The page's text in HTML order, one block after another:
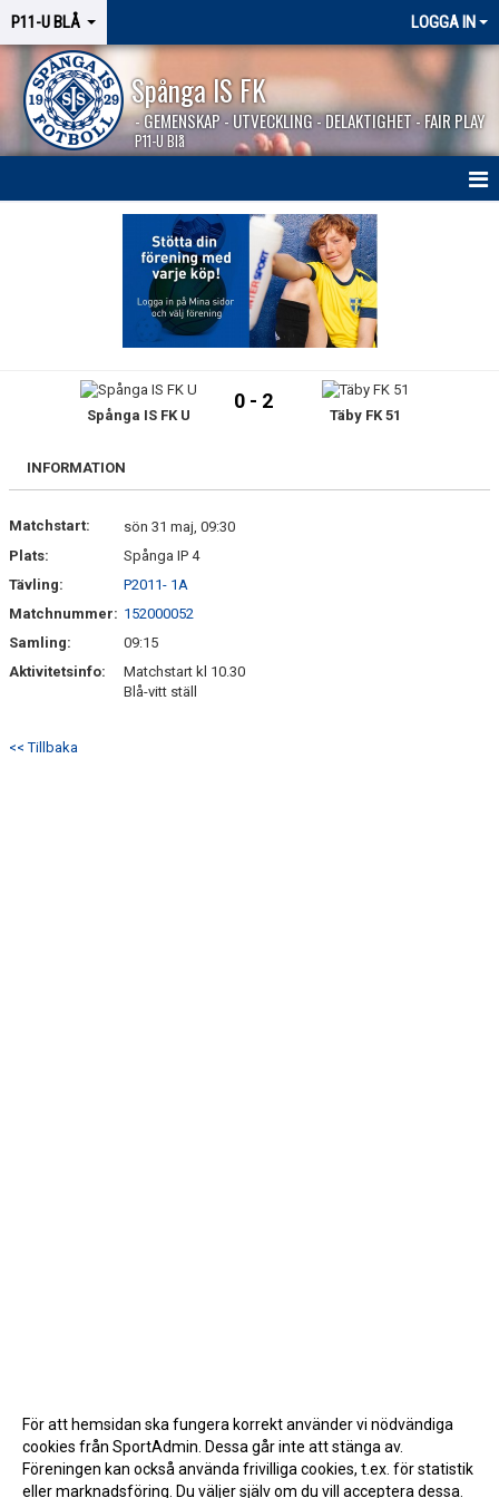
P11-U BLÅ LOGGA IN
Spånga IS FK
- GEMENSKAP - UTVECKLING - DELAKTIGHET - FAIR PLAY
P11-U Blå
Spånga IS FK U
0 - 2
Täby FK 51
INFORMATION
Matchstart:
sön 31 maj, 09:30
Plats:
Spånga IP 4
Tävling:
P2011- 1A
Matchnummer: 152000052
Samling:
09:15
Aktivitetsinfo:
Matchstart kl 10.30
Blå-vitt ställ
<< Tillbaka
För att hemsidan ska fungera korrekt använder vi nödvändiga
cookies från SportAdmin. Dessa går inte att stänga av.
Föreningen kan också använda frivilliga cookies, t.ex. för statistik
eller marknadsföring. Du väljer själv om du vill acceptera dessa.